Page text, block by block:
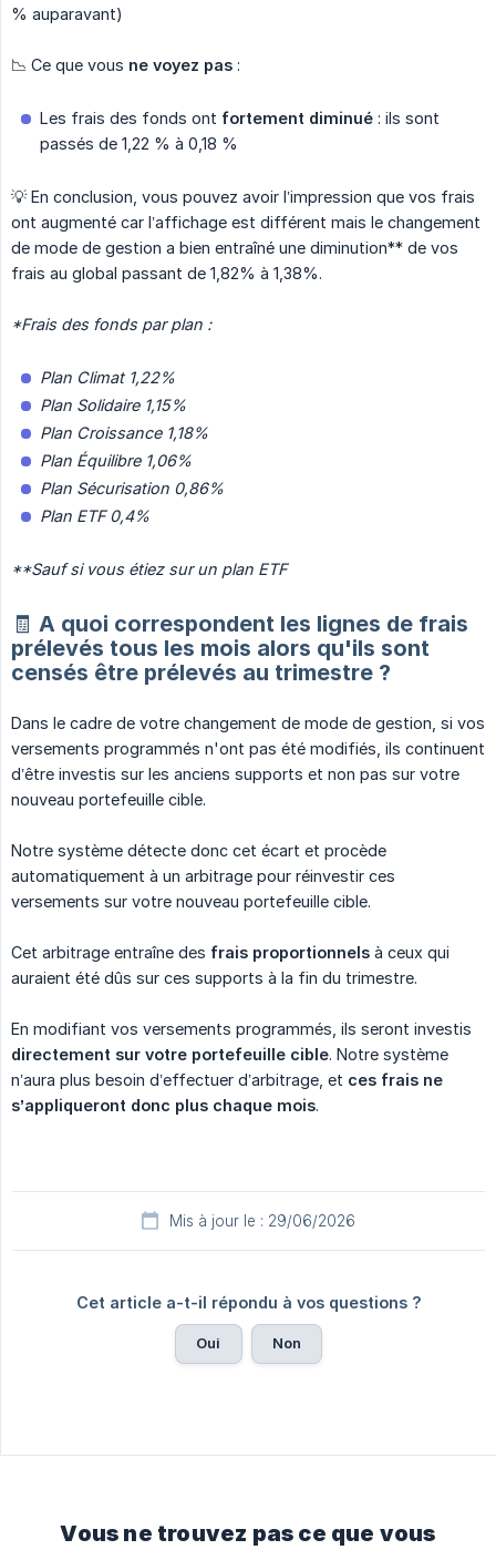
% auparavant)
📉 Ce que vous ne voyez pas :
Les frais des fonds ont fortement diminué : ils sont
passés de 1,22 % à 0,18 %
💡 En conclusion, vous pouvez avoir l’impression que vos frais
ont augmenté car l’affichage est différent mais le changement
de mode de gestion a bien entraîné une diminution** de vos
frais au global passant de 1,82% à 1,38%.
*Frais des fonds par plan :
Plan Climat 1,22%
Plan Solidaire 1,15%
Plan Croissance 1,18%
Plan Équilibre 1,06%
Plan Sécurisation 0,86%
Plan ETF 0,4%
**Sauf si vous étiez sur un plan ETF
🧾 A quoi correspondent les lignes de frais
prélevés tous les mois alors qu'ils sont
censés être prélevés au trimestre ?
Dans le cadre de votre changement de mode de gestion, si vos
versements programmés n'ont pas été modifiés, ils continuent
d’être investis sur les anciens supports et non pas sur votre
nouveau portefeuille cible.
Notre système détecte donc cet écart et procède
automatiquement à un arbitrage pour réinvestir ces
versements sur votre nouveau portefeuille cible.
Cet arbitrage entraîne des frais proportionnels à ceux qui
auraient été dûs sur ces supports à la fin du trimestre.
En modifiant vos versements programmés, ils seront investis
directement sur votre portefeuille cible. Notre système
n’aura plus besoin d’effectuer d’arbitrage, et ces frais ne
s’appliqueront donc plus chaque mois.
Mis à jour le : 29/06/2026
Cet article a-t-il répondu à vos questions ?
Oui Non
Vous ne trouvez pas ce que vous